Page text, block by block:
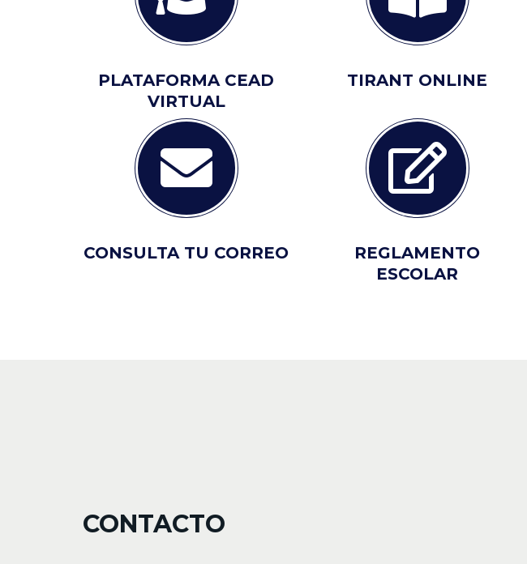
PLATAFORMA CEAD
VIRTUAL
TIRANT ONLINE
CONSULTA TU CORREO
REGLAMENTO
ESCOLAR
CONTACTO